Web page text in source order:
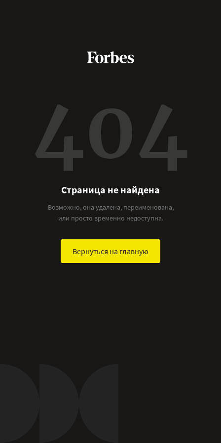
404
Страница не найдена
Возможно, она удалена, переименована,
или просто временно недоступна.
Вернуться на главную